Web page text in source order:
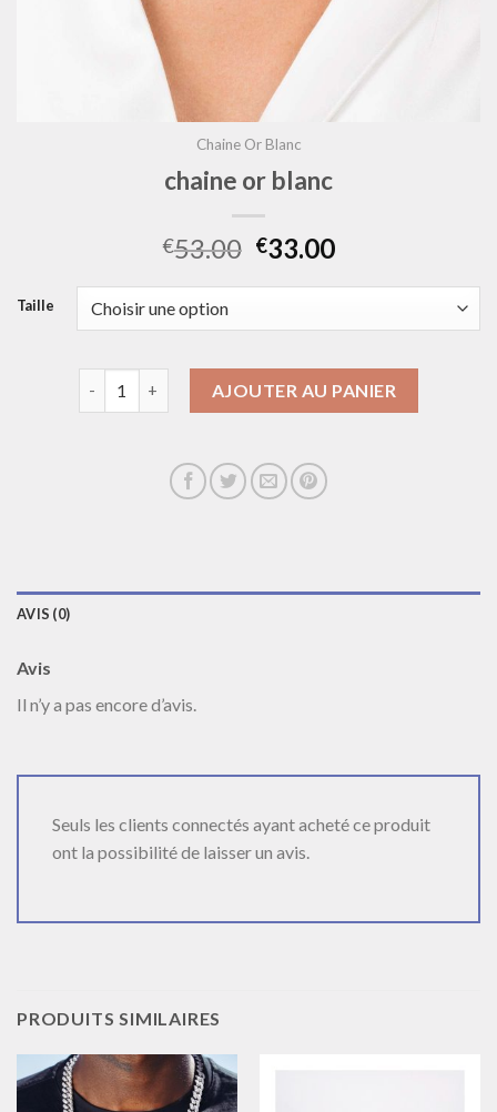
Chaine Or Blanc
chaine or blanc
€53.00 €33.00
Taille
AJOUTER AU PANIER
AVIS (0)
Avis
Il n’y a pas encore d’avis.
Seuls les clients connectés ayant acheté ce produit
ont la possibilité de laisser un avis.
PRODUITS SIMILAIRES